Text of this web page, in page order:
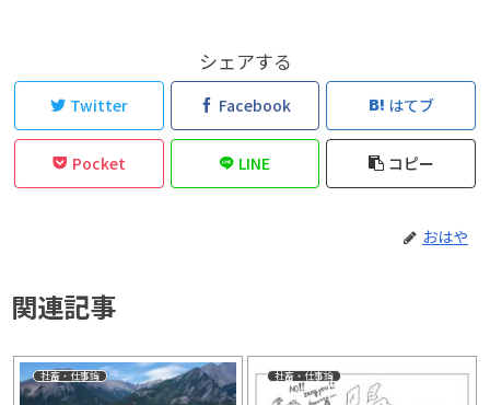
シェアする
Twitter Facebook はてブ
Pocket LINE コピー
おはや
関連記事
社畜・仕事論 社畜・仕事論